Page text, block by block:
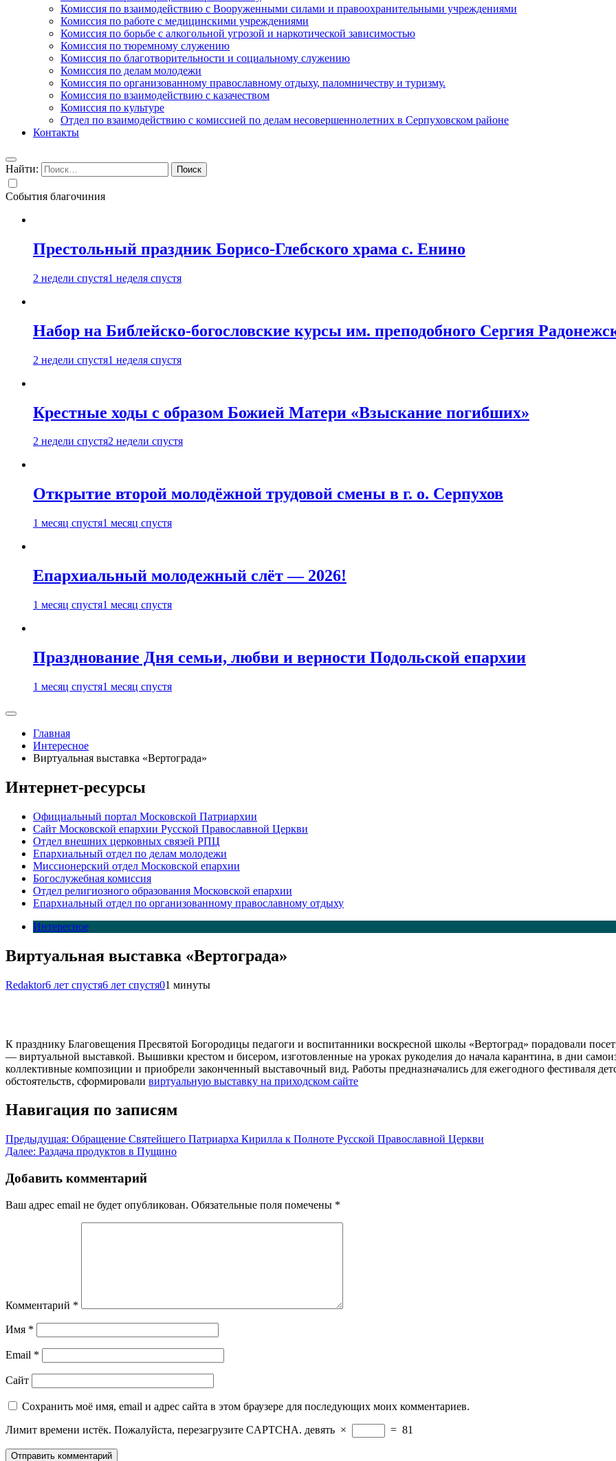
Комиссия по взаимодействию с Вооруженными силами и правоохранительными учреждениями
Комиссия по работе с медицинскими учреждениями
Комиссия по борьбе с алкогольной угрозой и наркотической зависимостью
Комиссия по тюремному служению
Комиссия по благотворительности и социальному служению
Комиссия по делам молодежи
Комиссия по организованному православному отдыху, паломничеству и туризму.
Комиссия по взаимодействию с казачеством
Комиссия по культуре
Отдел по взаимодействию с комиссией по делам несовершеннолетних в Серпуховском районе
Контакты
Найти:
События благочиния
Престольный праздник Борисо-Глебского храма с. Енино
2 недели спустя1 неделя спустя
Набор на Библейско-богословские курсы им. преподобного Сергия
2 недели спустя1 неделя спустя
Крестные ходы с образом Божией Матери «Взыскание погибших»
2 недели спустя2 недели спустя
Открытие второй молодёжной трудовой смены в г. о. Серпухов
1 месяц спустя1 месяц спустя
Епархиальный молодежный слёт — 2026!
1 месяц спустя1 месяц спустя
Празднование Дня семьи, любви и верности Подольской епархии
1 месяц спустя1 месяц спустя
Главная
Интересное
Виртуальная выставка «Вертограда»
Интернет-ресурсы
Официальный портал Московской Патриархии
Сайт Московской епархии Русской Православной Церкви
Отдел внешних церковных связей РПЦ
Епархиальный отдел по делам молодежи
Миссионерский отдел Московской епархии
Богослужебная комиссия
Отдел религиозного образования Московской епархии
Епархиальный отдел по организованному православному отдыху
Интересное
Виртуальная выставка «Вертограда»
Redaktor6 лет спустя6 лет спустя01 минуты
К празднику Благовещения Пресвятой Богородицы педагоги и воспитанники воскресной школы «Вертоград» порадовали
— виртуальной выставкой. Вышивки крестом и бисером, изготовленные на уроках рукоделия до начала карантина, в дни
коллективные композиции и приобрели законченный выставочный вид. Работы предназначались для ежегодного фестиваля
обстоятельств, сформировали виртуальную выставку на приходском сайте
Навигация по записям
Предыдущая: Обращение Святейшего Патриарха Кирилла к Полноте Русской Православной Церкви
Далее: Раздача продуктов в Пущино
Добавить комментарий
Ваш адрес email не будет опубликован. Обязательные поля помечены *
Комментарий *
Имя *
Email *
Сайт
Сохранить моё имя, email и адрес сайта в этом браузере для последующих моих комментариев.
Лимит времени истёк. Пожалуйста, перезагрузите CAPTCHA. девять × = 81